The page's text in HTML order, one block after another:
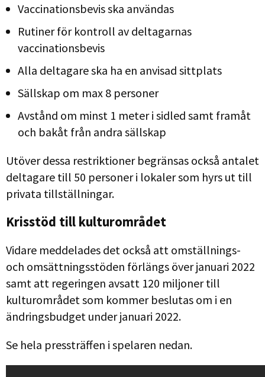
Vaccinationsbevis ska användas
Rutiner för kontroll av deltagarnas
vaccinationsbevis
Alla deltagare ska ha en anvisad sittplats
Sällskap om max 8 personer
Avstånd om minst 1 meter i sidled samt framåt
och bakåt från andra sällskap
Utöver dessa restriktioner begränsas också antalet
deltagare till 50 personer i lokaler som hyrs ut till
privata tillställningar.
Krisstöd till kulturområdet
Vidare meddelades det också att omställnings-
och omsättningsstöden förlängs över januari 2022
samt att regeringen avsatt 120 miljoner till
kulturområdet som kommer beslutas om i en
ändringsbudget under januari 2022.
Se hela pressträffen i spelaren nedan.